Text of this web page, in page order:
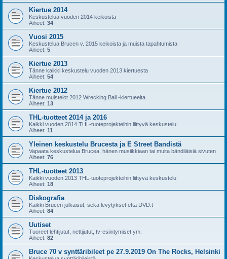
Kiertue 2014
Keskustelua vuoden 2014 keikoista
Aiheet: 34
Vuosi 2015
Keskustelua Brucen v. 2015 keikoista ja muista tapahtumista
Aiheet: 5
Kiertue 2013
Tänne kaikki keskustelu vuoden 2013 kiertuesta
Aiheet: 54
Kiertue 2012
Tänne muistelot 2012 Wrecking Ball -kiertueelta
Aiheet: 13
THL-tuotteet 2014 ja 2016
Kaikki vuoden 2014 THL-tuoteprojekteihin liittyvä keskustelu
Aiheet: 11
Yleinen keskustelu Brucesta ja E Street Bandistä
Vapaata keskustelua Brucea, hänen musiikkiaan tai muita bändiläisiä sivuten
Aiheet: 76
THL-tuotteet 2013
Kaikki vuoden 2013 THL-tuoteprojekteihin liittyvä keskustelu
Aiheet: 18
Diskografia
Kaikki Brucen julkaisut, sekä levytykset että DVD:t
Aiheet: 84
Uutiset
Tuoreet lehtijutut, nettijutut, tv-esiintymiset ym.
Aiheet: 82
Bruce 70 v synttäribileet pe 27.9.2019 On The Rocks, Helsinki